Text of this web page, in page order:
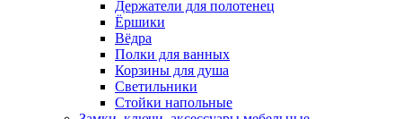
Держатели для полотенец
Ёршики
Вёдра
Полки для ванных
Корзины для душа
Светильники
Стойки напольные